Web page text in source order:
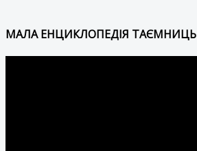
МАЛА ЕНЦИКЛОПЕДІЯ ТАЄМНИЦЬ